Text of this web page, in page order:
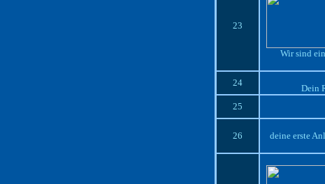
23
Wir sind
24
Dein
25
26
deine erste